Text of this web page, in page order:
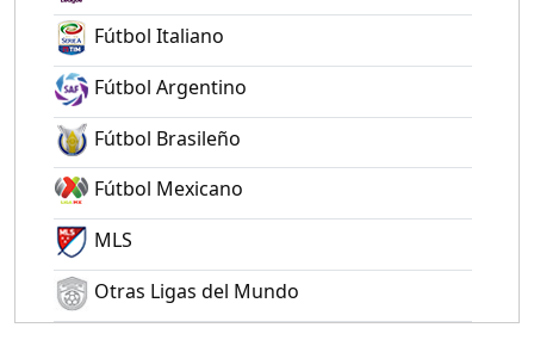
Fútbol Italiano
Fútbol Argentino
Fútbol Brasileño
Fútbol Mexicano
MLS
Otras Ligas del Mundo